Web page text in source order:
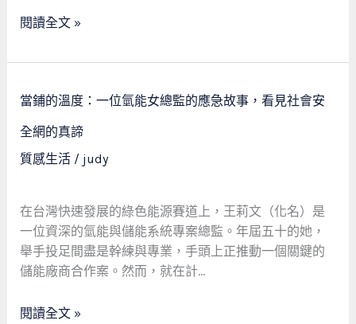
身
創
投
經
理
會
安
全
網
閱讀全文 »
當鋪的溫度：一位氫能女總監的應急故事，看見社會安
全網的真諦
質感生活/ judy
在台灣快速發展的綠色能源賽道上，王莉文（化名）是
一位資深的氫能與儲能系統專案總監。年屆五十的她，
舉手投足間盡是幹練與專業，手頭上正推動一個關鍵的
儲能廠商合作案。然而，就在計…
當
鋪
的
溫
位
氫
能
女
監
閱讀全文 »